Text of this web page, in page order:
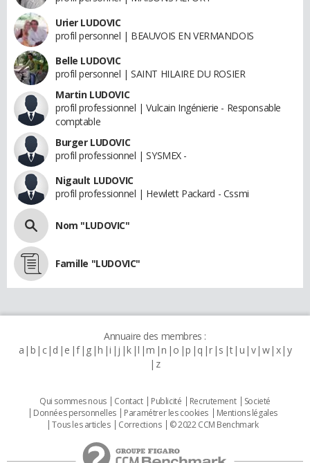
Urier LUDOVIC
profil personnel | BEAUVOIS EN VERMANDOIS
Belle LUDOVIC
profil personnel | SAINT HILAIRE DU ROSIER
Martin LUDOVIC
profil professionnel | Vulcain Ingénierie - Responsable
comptable
Burger LUDOVIC
profil professionnel | SYSMEX -
Nigault LUDOVIC
profil professionnel | Hewlett Packard - Cssmi
Nom "LUDOVIC"
Famille "LUDOVIC"
Annuaire des membres :
a b c d e f g h i j k l m n o p q r s t u v w x y
z
Qui sommes nous Contact Publicité Recrutement
Societé
Données personnelles
Paramétrer les cookies
Mentions légales
Tous les articles
Corrections © 2022 CCM Benchmark